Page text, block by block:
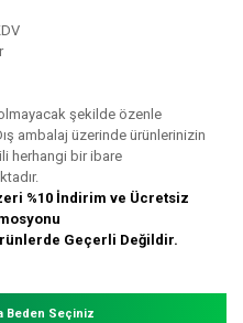
şekilde özenle
ambalaj üzerinde ürünlerinizin
herhangi bir ibare
%10 İndirim ve Ücretsiz
Geçerli Değildir.
Beden Seçiniz